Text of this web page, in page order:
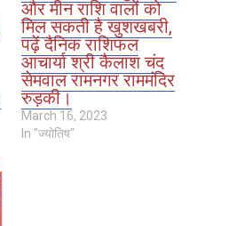
और मीन राशि वालों को
मिल सकती है खुशखबरी,
पढ़ें दैनिक राशिफल
आचार्या श्री कैलाश चंद
सेमवाल रामनगर राममंदिर
रुड़की।
March 16, 2023
In "ज्योतिष"